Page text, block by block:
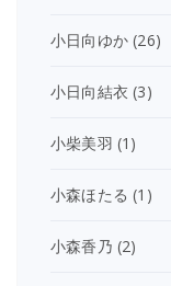
小日向ゆか (26)
小日向結衣 (3)
小柴美羽 (1)
小森ほたる (1)
小森香乃 (2)